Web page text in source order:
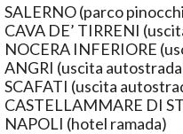
SALERNO (parco
CAVA DE’ TIRRENI
NOCERA INFERIORE
ANGRI (uscita
SCAFATI (uscita
CASTELLAMMARE DI
NAPOLI (hotel ramada)